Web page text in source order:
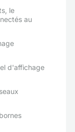
le
au
d'affichage